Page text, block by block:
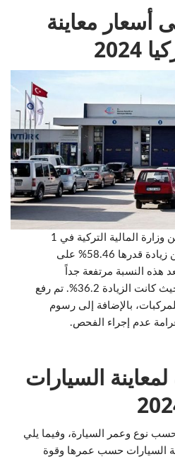
أسعار معاينة
في إعلان رسمي صادر عن وزارة المالية التركية في 1
يناير 2024، تم الإعلان عن زيادة قدرها 58.46% على
النسبة مرتفعة جداً
مقارنة بالسنة الماضية، حيث كانت الزيادة 36.2%. تم رفع
بالإضافة إلى رسوم
عدم إجراء الفحص.
السيارات
نوع وعمر السيارة، وفيما يلي
السيارات حسب عمرها وقوة